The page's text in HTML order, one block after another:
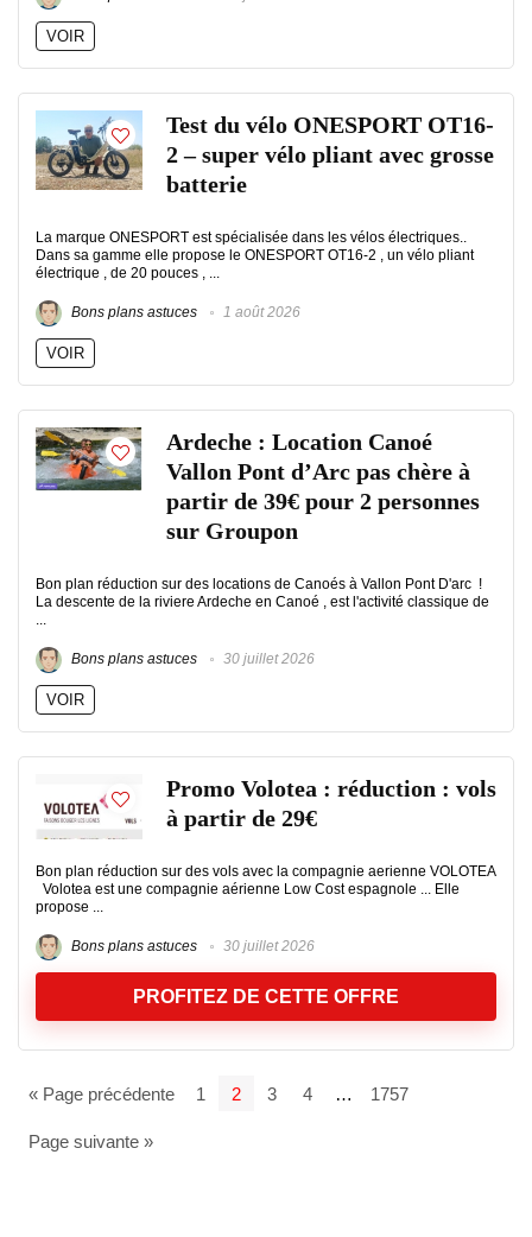
VOIR
Test du vélo ONESPORT OT16-
2 – super vélo pliant avec grosse
batterie
La marque ONESPORT est spécialisée dans les vélos électriques..
Dans sa gamme elle propose le ONESPORT OT16-2 , un vélo pliant
électrique , de 20 pouces , ...
Bons plans astuces 1 août 2026
VOIR
Ardeche : Location Canoé
Vallon Pont d’Arc pas chère à
partir de 39€ pour 2 personnes
sur Groupon
Bon plan réduction sur des locations de Canoés à Vallon Pont D'arc !
La descente de la riviere Ardeche en Canoé , est l'activité classique de
...
Bons plans astuces 30 juillet 2026
VOIR
Promo Volotea : réduction : vols
à partir de 29€
Bon plan réduction sur des vols avec la compagnie aerienne VOLOTEA
Volotea est une compagnie aérienne Low Cost espagnole ... Elle
propose ...
Bons plans astuces 30 juillet 2026
PROFITEZ DE CETTE OFFRE
« Page précédente 1 2 3 4 … 1757
Page suivante »